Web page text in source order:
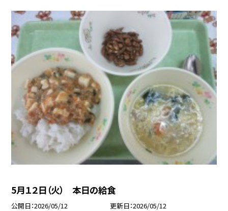
5月１２日（火） 本日の給食
公開日 2026/05/12 更新日 2026/05/12